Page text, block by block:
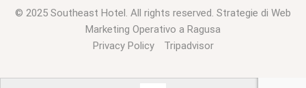
© 2025 Southeast Hotel. All rights reserved. Strategie di Web
Marketing Operativo a Ragusa
Privacy Policy
Tripadvisor